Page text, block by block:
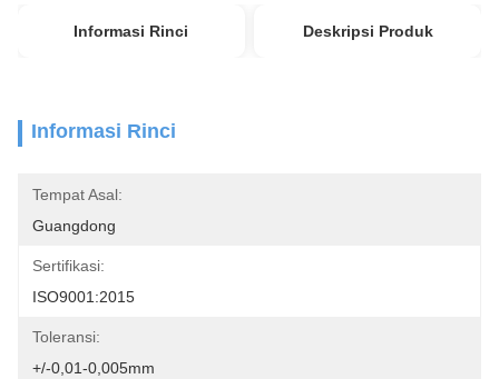
Informasi Rinci Deskripsi Produk
Informasi Rinci
Tempat Asal:
Guangdong
Sertifikasi:
ISO9001:2015
Toleransi:
+/-0,01-0,005mm